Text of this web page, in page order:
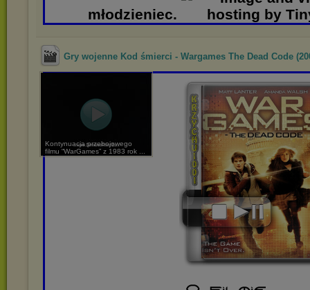
młodzieniec.
Gry wojenne Kod śmierci - Wargames The Dead Code
Kontynuacja przebojowego
filmu “WarGames” z 1983 rok ...